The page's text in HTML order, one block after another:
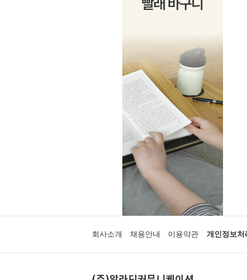
회사소개 채용안내 이용약관 개인정보처